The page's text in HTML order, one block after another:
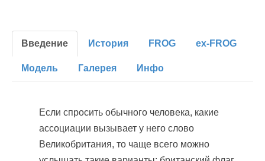
Введение История FROG ex-FROG
Модель Галерея Инфо
Если спросить обычного человека, какие
ассоциации вызывает у него слово
Великобритания, то чаще всего можно